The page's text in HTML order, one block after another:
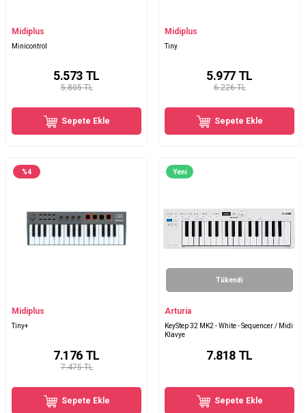
Midiplus
Minicontrol
5.805 TL
5.573 TL
Sepete Ekle
Midiplus
Tiny
6.226 TL
5.977 TL
Sepete Ekle
%4
Midiplus
Tiny+
7.475 TL
7.176 TL
Sepete Ekle
Yeni
Tükendi
Arturia
KeyStep 32 MK2 - White - Sequencer / Midi
Klavye
7.818 TL
Sepete Ekle